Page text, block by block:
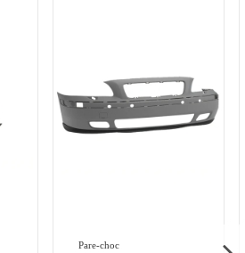
Pare-choc